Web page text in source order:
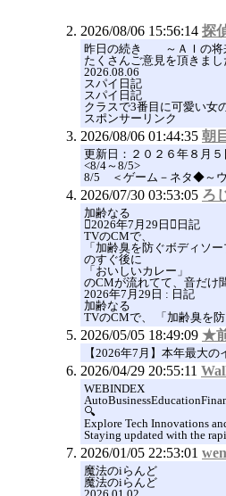
2026/08/06 15:56:14 探
昨日の続き ～ＡＩの将
たくさんご意見を頂きま
2026.08.06
スパイ日記
スパイ日記
クラスで3番目に可愛い女
スポンサーリンク
2026/08/06 01:44:35 朝
更新日：２０２６年８月
<8/4～8/5>
8/5 ＜ゲーム－ネタ◆～ウ
2026/07/30 03:53:05 ろ
加齢なる
2026年7月29日日記
TVのCMで、
「加齢臭を防ぐボディソー
のすぐ後に
「おいしいカレー」
のCMが流れてて、音だけ
2026年7月29日 : 日記
加齢なる
TVのCMで、 「加齢臭を
2026/05/05 18:49:09 ★
【2026年7月】本年最大の
2026/04/29 20:55:11
WEBINDEX
🔍
Explore Tech Innovations
Staying updated with the
2026/01/05 22:53:01
魔法のiらんど
魔法のiらんど